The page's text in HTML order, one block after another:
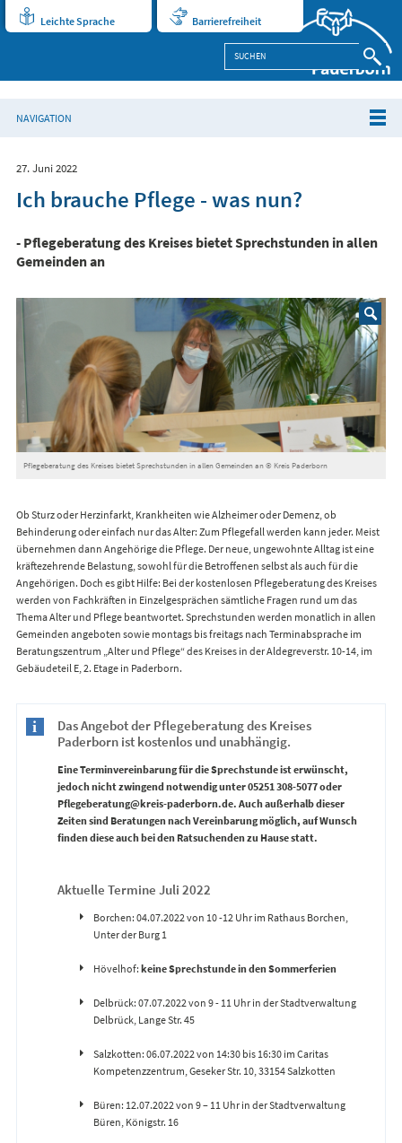
Leichte Sprache Barrierefreiheit
NAVIGATION
27. Juni 2022
Ich brauche Pflege - was nun?
- Pflegeberatung des Kreises bietet Sprechstunden in allen
Gemeinden an
Pflegeberatung des Kreises bietet Sprechstunden in allen Gemeinden an © Kreis Paderborn
Ob Sturz oder Herzinfarkt, Krankheiten wie Alzheimer oder Demenz, ob
Behinderung oder einfach nur das Alter: Zum Pflegefall werden kann jeder. Meist
übernehmen dann Angehörige die Pflege. Der neue, ungewohnte Alltag ist eine
kräftezehrende Belastung, sowohl für die Betroffenen selbst als auch für die
Angehörigen. Doch es gibt Hilfe: Bei der kostenlosen Pflegeberatung des Kreises
werden von Fachkräften in Einzelgesprächen sämtliche Fragen rund um das
Thema Alter und Pflege beantwortet. Sprechstunden werden monatlich in allen
Gemeinden angeboten sowie montags bis freitags nach Terminabsprache im
Beratungszentrum „Alter und Pflege“ des Kreises in der Aldegreverstr. 10-14, im
Gebäudeteil E, 2. Etage in Paderborn.
Das Angebot der Pflegeberatung des Kreises
Paderborn ist kostenlos und unabhängig.
Eine Terminvereinbarung für die Sprechstunde ist erwünscht,
jedoch nicht zwingend notwendig unter 05251 308-5077 oder
Pflegeberatung@kreis-paderborn.de. Auch außerhalb dieser
Zeiten sind Beratungen nach Vereinbarung möglich, auf Wunsch
finden diese auch bei den Ratsuchenden zu Hause statt.
Aktuelle Termine Juli 2022
Borchen: 04.07.2022 von 10 -12 Uhr im Rathaus Borchen,
Unter der Burg 1
Hövelhof: keine Sprechstunde in den Sommerferien
Delbrück: 07.07.2022 von 9 - 11 Uhr in der Stadtverwaltung
Delbrück, Lange Str. 45
Salzkotten: 06.07.2022 von 14:30 bis 16:30 im Caritas
Kompetenzzentrum, Geseker Str. 10, 33154 Salzkotten
Büren: 12.07.2022 von 9 – 11 Uhr in der Stadtverwaltung
Büren, Königstr. 16